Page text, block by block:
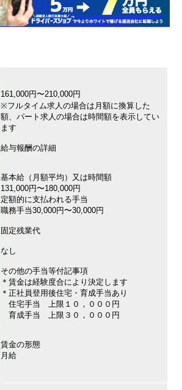
161,000円〜210,000円
※フルタイム求人の場合は月額に換算した
額、パート求人の場合は時間額を表示してい
ます
給与報酬の詳細
基本給（月額平均）又は時間額
131,000円〜180,000円
定額的に支払われる手当
職務手当30,000円〜30,000円
固定残業代
なし
その他の手当等付記事項
＊賃金は経験度合により決定します
＊正社員登用後住宅・育成手当あり
住宅手当 上限１０，０００円
育成手当 上限３０，０００円
賃金の形態
月給